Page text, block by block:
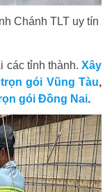
Chánh TLT uy tín
các tỉnh thành. Xây
gói Vũng Tàu,
gói Đồng Nai.